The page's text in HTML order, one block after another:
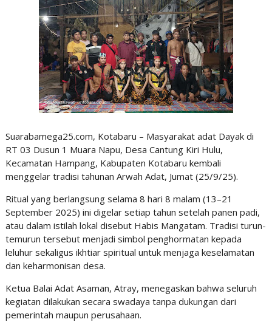
Suarabamega25.com, Kotabaru – Masyarakat adat Dayak di
RT 03 Dusun 1 Muara Napu, Desa Cantung Kiri Hulu,
Kecamatan Hampang, Kabupaten Kotabaru kembali
menggelar tradisi tahunan Arwah Adat, Jumat (25/9/25).
Ritual yang berlangsung selama 8 hari 8 malam (13–21
September 2025) ini digelar setiap tahun setelah panen padi,
atau dalam istilah lokal disebut Habis Mangatam. Tradisi turun-
temurun tersebut menjadi simbol penghormatan kepada
leluhur sekaligus ikhtiar spiritual untuk menjaga keselamatan
dan keharmonisan desa.
Ketua Balai Adat Asaman, Atray, menegaskan bahwa seluruh
kegiatan dilakukan secara swadaya tanpa dukungan dari
pemerintah maupun perusahaan.